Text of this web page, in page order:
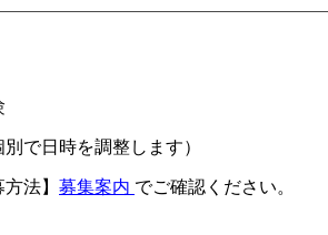
で日時を調整します）
法】 募集案内 でご確認ください。